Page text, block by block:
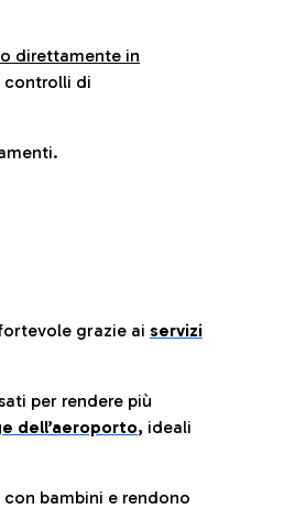
direttamente in
controlli di
grazie ai servizi
per rendere più
dell’aeroporto, ideali
bambini e rendono